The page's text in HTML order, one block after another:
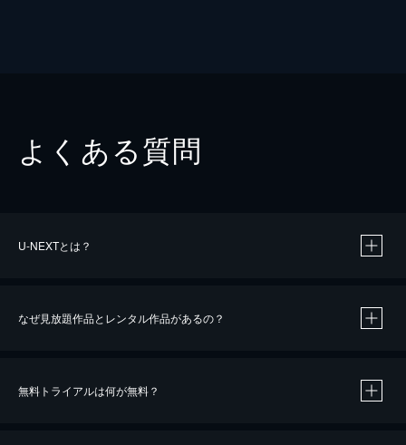
よくある質問
U-NEXTとは？
なぜ見放題作品とレンタル作品があるの？
無料トライアルは何が無料？